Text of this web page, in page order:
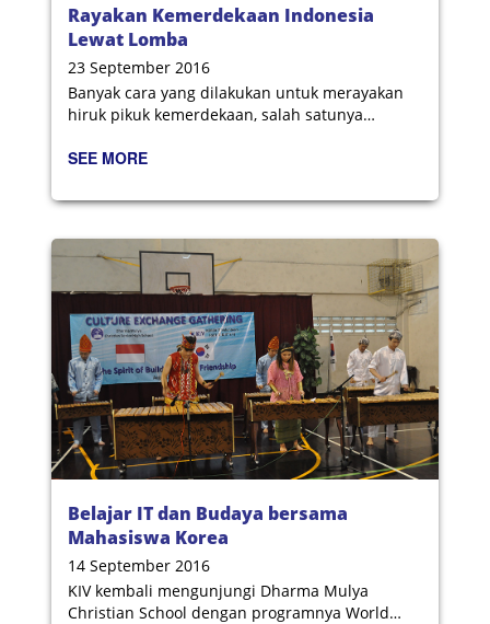
Rayakan Kemerdekaan Indonesia
Lewat Lomba
23 September 2016
Banyak cara yang dilakukan untuk merayakan
hiruk pikuk kemerdekaan, salah satunya
SEE MORE
Belajar IT dan Budaya bersama
Mahasiswa Korea
14 September 2016
KIV kembali mengunjungi Dharma Mulya
Christian School dengan programnya World